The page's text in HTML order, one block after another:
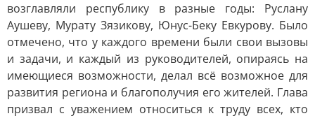
возглавляли республику в разные годы: Руслану
Аушеву, Мурату Зязикову, Юнус-Беку Евкурову. Было
отмечено, что у каждого времени были свои вызовы
и задачи, и каждый из руководителей, опираясь на
имеющиеся возможности, делал всё возможное для
развития региона и благополучия его жителей. Глава
призвал с уважением относиться к труду всех, кто